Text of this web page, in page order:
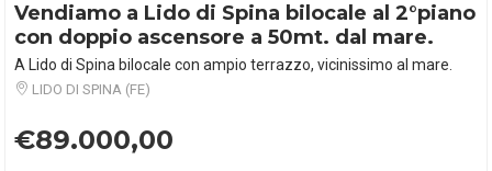
Vendiamo a Lido di Spina bilocale al 2°piano
con doppio ascensore a 50mt. dal mare.
A Lido di Spina bilocale con ampio terrazzo, vicinissimo al mare.
LIDO DI SPINA (FE)
€89.000,00